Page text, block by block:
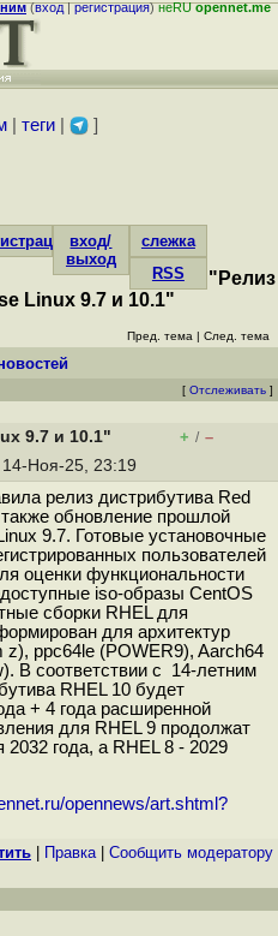
(вход|регистрация)неRUopennet.me
| теги| ]
вход/
выход
слежка
RSS
"Релиз
Linux 9.7 и 10.1"
Пред. тема | След. тема
[ Отслеживать ]
9.7 и 10.1" + / –
Ноя-25, 23:19
релиз дистрибутива Red
обновление прошлой
9.7. Готовые установочные
пользователей
оценки функциональности
iso-образы CentOS
сборки RHEL для
для архитектур
ppc64le (POWER9), Aarch64
В соответствии с 14-летним
RHEL 10 будет
+ 4 года расширенной
для RHEL 9 продолжат
года, а RHEL 8 - 2029
opennews/art.shtml?
Правка| Cообщить модератору